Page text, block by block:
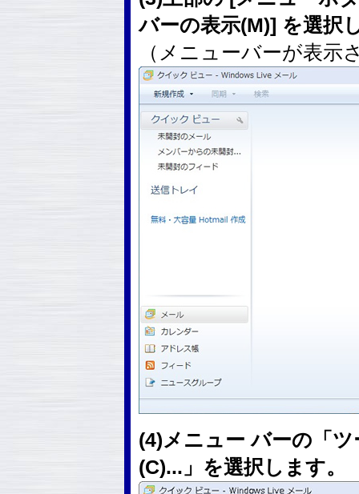
バーの表示(M)] を選択
（メニューバーが表示
(4)メニュー バーの「
(C)...」を選択します。